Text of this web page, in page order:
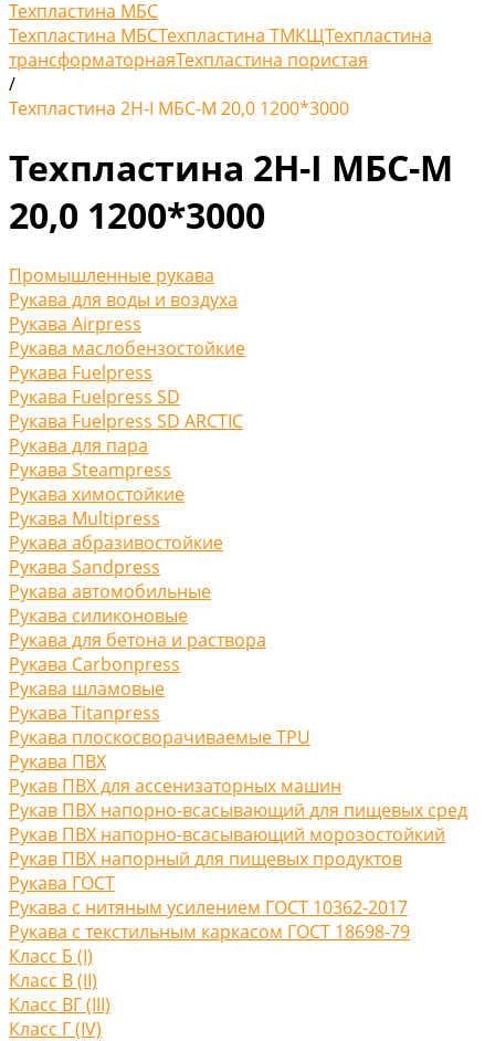
Техпластина МБС
Техпластина МБСТехпластина ТМКЩТехпластина
трансформаторнаяТехпластина пористая
/
Техпластина 2Н-I МБС-М 20,0 1200*3000
Техпластина 2Н-I МБС-М
20,0 1200*3000
Промышленные рукава
Рукава для воды и воздуха
Рукава Airpress
Рукава маслобензостойкие
Рукава Fuelpress
Рукава Fuelpress SD
Рукава Fuelpress SD ARCTIC
Рукава для пара
Рукава Steampress
Рукава химостойкие
Рукава Multipress
Рукава абразивостойкие
Рукава Sandpress
Рукава автомобильные
Рукава силиконовые
Рукава для бетона и раствора
Рукава Carbonpress
Рукава шламовые
Рукава Titanpress
Рукава плоскосворачиваемые TPU
Рукава ПВХ
Рукав ПВХ для ассенизаторных машин
Рукав ПВХ напорно-всасывающий для пищевых сред
Рукав ПВХ напорно-всасывающий морозостойкий
Рукав ПВХ напорный для пищевых продуктов
Рукава ГОСТ
Рукава с нитяным усилением ГОСТ 10362-2017
Рукава с текстильным каркасом ГОСТ 18698-79
Класс Б (I)
Класс В (II)
Класс ВГ (III)
Класс Г (IV)